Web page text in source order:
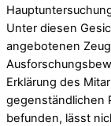
Unter diesen
angebotenen
Erklärung des
gegenständlichen
befunden, lässt